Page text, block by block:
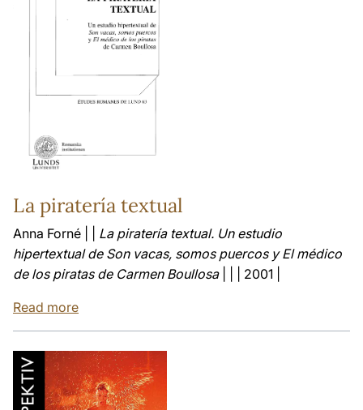
La piratería textual
Anna Forné | | La piratería textual. Un estudio
hipertextual de Son vacas, somos puercos y El médico
de los piratas de Carmen Boullosa| | | 2001 |
Read more